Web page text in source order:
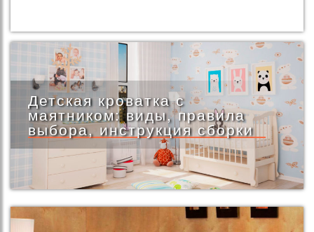
Детская кроватка с
маятником: виды, правила
выбора, инструкция сборки